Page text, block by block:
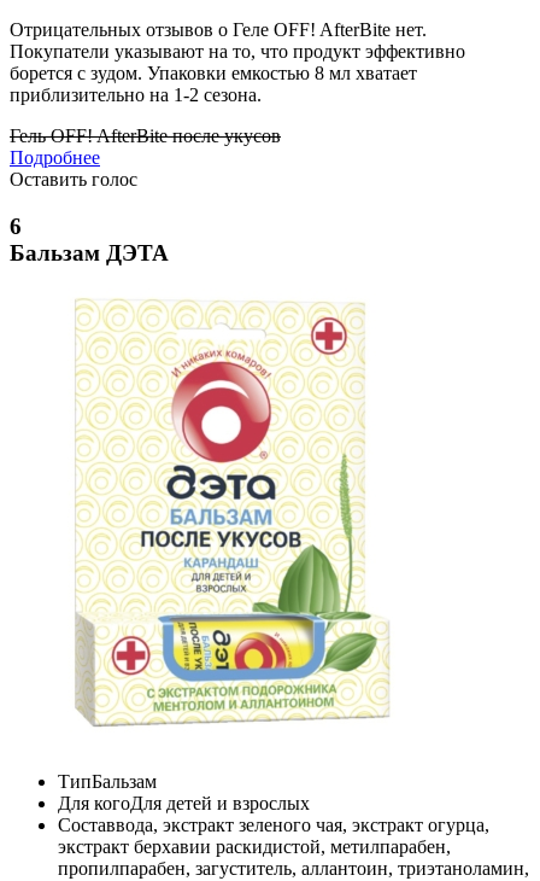
Отрицательных отзывов о Геле OFF! AfterBite нет.
Покупатели указывают на то, что продукт эффективно
борется с зудом. Упаковки емкостью 8 мл хватает
приблизительно на 1-2 сезона.
Гель OFF! AfterBite после укусов
Подробнее
Оставить голос
6
Бальзам ДЭТА
ТипБальзам
Для когоДля детей и взрослых
Составвода, экстракт зеленого чая, экстракт огурца,
экстракт берхавии раскидистой, метилпарабен,
пропилпарабен, загуститель, аллантоин, триэтаноламин,